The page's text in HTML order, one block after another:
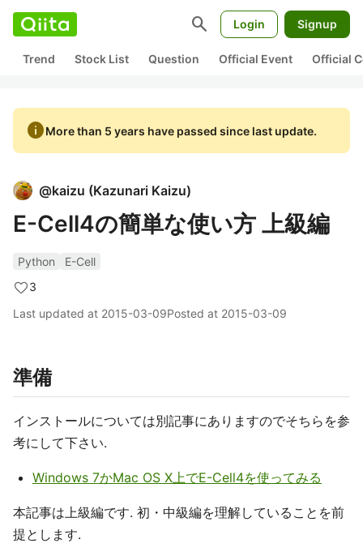
search Login Signup
Trend Stock List Question Official Event Official
infoMore than 5 years have passed since last update.
@kaizu (Kazunari Kaizu)
E-Cell4の簡単な使い方 上級編
Python
E-Cell
3
Last updated at 2015-03-09Posted at 2015-03-09
準備
インストールについては別記事にありますのでそちらを参
考にして下さい.
Windows 7かMac OS X上でE-Cell4を使ってみる
本記事は上級編です. 初・中級編を理解していることを前
提とします.